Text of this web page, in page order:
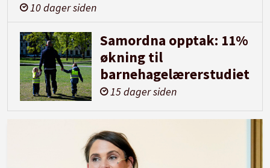
10 dager siden
Samordna opptak: 11%
økning til
barnehagelærerstudiet
15 dager siden